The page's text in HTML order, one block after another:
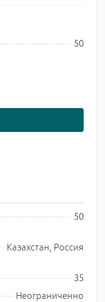
50
50
Казахстан, Россия
35
Неограниченно